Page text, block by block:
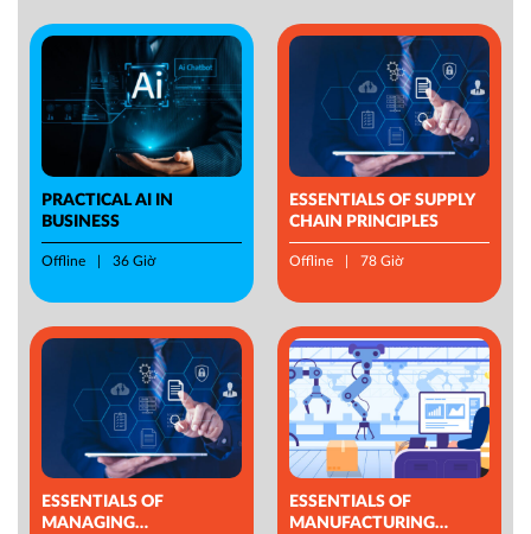
PRACTICAL AI IN
BUSINESS
Offline 36 Giờ
ESSENTIALS OF SUPPLY
CHAIN PRINCIPLES
Offline 78 Giờ
ESSENTIALS OF
MANAGING
ESSENTIALS OF
MANUFACTURING